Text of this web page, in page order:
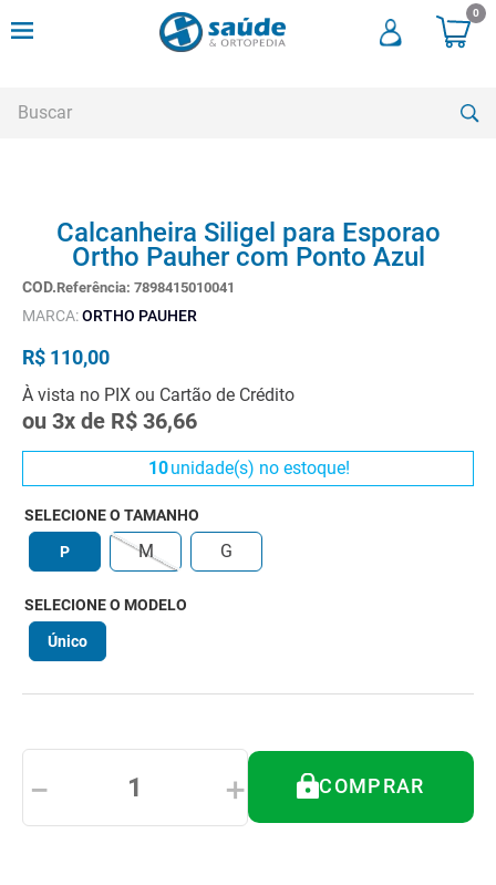
0
Calcanheira Siligel para Esporao
Ortho Pauher com Ponto Azul
Referência: 7898415010041
MARCA:ORTHO PAUHER
R$ 110,00
À vista no PIX ou Cartão de Crédito
ou 3x de R$ 36,66
10unidade(s) no estoque!
SELECIONE O TAMANHO
P M G
SELECIONE O MODELO
Único
＋
－ COMPRAR
cadeira rodas
meia compressao
3º
andadores
4º
imobilizador joelho
5º
bota imobilizadora
6º
cadeira rodas agile
meia antitrombo
8º
andador
9
tipoia